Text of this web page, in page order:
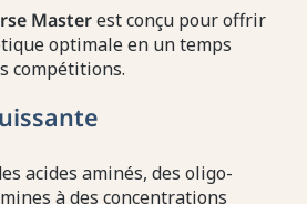
Masterest conçu pour offrir
optimale en un temps
compétitions.
acides aminés, des oligo-
à des concentrations